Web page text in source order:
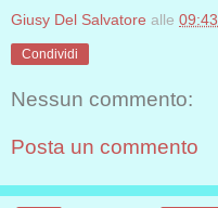
Giusy Del Salvatore alle 09:43
Condividi
Nessun commento:
Posta un commento